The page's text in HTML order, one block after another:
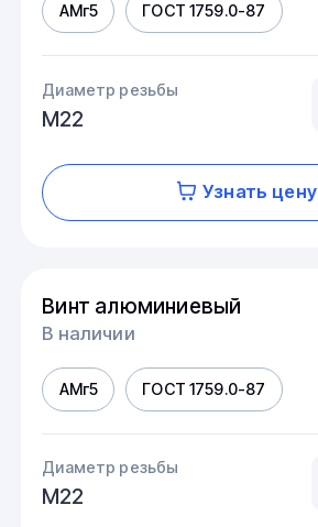
АМг5 ГОСТ 1759.0-87
Диаметр резьбы
М22
Узнать цену
Винт алюминиевый
В наличии
АМг5 ГОСТ 1759.0-87
Диаметр резьбы
М22